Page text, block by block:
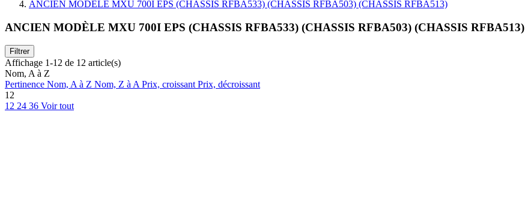
ANCIEN MODÈLE MXU 700I EPS (CHASSIS RFBA533) (CHASSIS RFBA503) (CHASSIS RFBA513)
ANCIEN MODÈLE MXU 700I EPS (CHASSIS RFBA533) (CHASSIS RFBA503) (CHASSIS RFBA513)
Filtrer
Affichage 1-12 de 12 article(s)
Nom, A à Z
Pertinence Nom, A à Z Nom, Z à APrix, croissantPrix, décroissant
12
12 24 36 Voir tout